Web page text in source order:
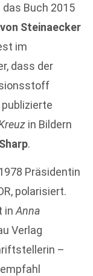
Buch 2015
Steinaecker
im
dass der
publizierte
in Bildern
.
Präsidentin
polarisiert.
in Anna
Verlag
–